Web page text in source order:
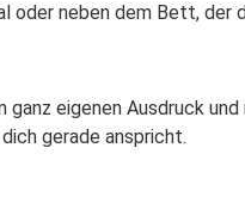
neben dem Bett, der
eigenen Ausdruck und
gerade anspricht.